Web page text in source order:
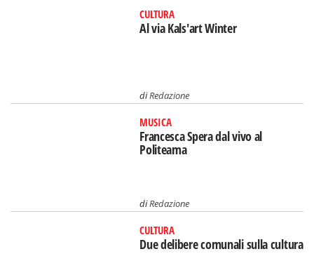
CULTURA
Al via Kals'art Winter
diRedazione
MUSICA
Francesca Spera dal vivo al
Politeama
diRedazione
CULTURA
Due delibere comunali sulla cultura